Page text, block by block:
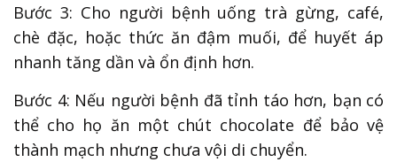
Bước 3: Cho người bệnh uống trà gừng, café,
chè đặc, hoặc thức ăn đậm muối, để huyết áp
nhanh tăng dần và ổn định hơn.
Bước 4: Nếu người bệnh đã tỉnh táo hơn, bạn có
thể cho họ ăn một chút chocolate để bảo vệ
thành mạch nhưng chưa vội di chuyển.